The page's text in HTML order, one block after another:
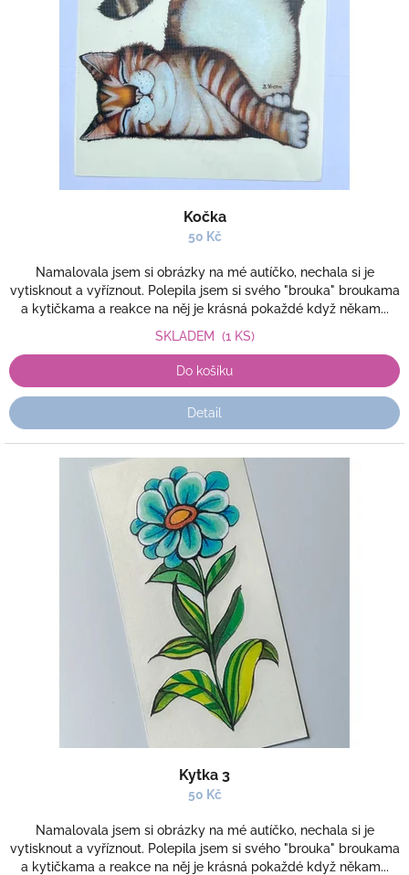
Kočka
50 Kč
Namalovala jsem si obrázky na mé autíčko, nechala si je
vytisknout a vyříznout. Polepila jsem si svého "brouka" broukama
a kytičkama a reakce na něj je krásná pokaždé když někam...
SKLADEM (1 KS)
Do košíku
Detail
Kytka 3
50 Kč
Namalovala jsem si obrázky na mé autíčko, nechala si je
vytisknout a vyříznout. Polepila jsem si svého "brouka" broukama
a kytičkama a reakce na něj je krásná pokaždé když někam...